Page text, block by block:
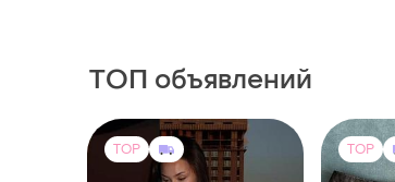
ТОП объявлений
TOP TOP